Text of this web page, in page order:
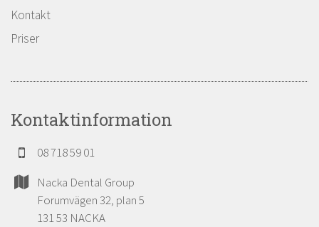
Kontakt
Priser
Kontaktinformation
08 718 59 01
Nacka Dental Group
Forumvägen 32, plan 5
131 53 NACKA